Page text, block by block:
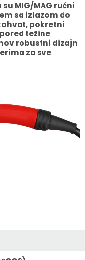
MIG/MAG ručni
sa izlazom do
pokretni
težine
robustni dizajn
za sve